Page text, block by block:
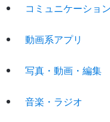
コミュニケーション
動画系アプリ
写真・動画・編集
音楽・ラジオ